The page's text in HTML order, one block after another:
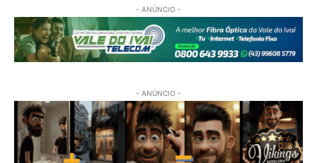
- ANÚNCIO -
- ANÚNCIO -